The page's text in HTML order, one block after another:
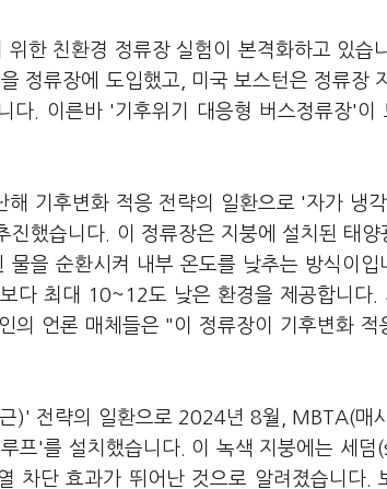
한 친환경 정류장 실험이 본격화하고 있습
정류장에 도입했고, 미국 보스턴은 정류장
다. 이른바 '기후위기 대응형 버스정류장'이
기후변화 적응 전략의 일환으로 '자가 냉
했습니다. 이 정류장은 지붕에 설치된 태양
을 순환시켜 내부 온도를 낮추는 방식이입
다 최대 10~12도 낮은 환경을 제공합니다.
의 언론 매체들은 "이 정류장이 기후변화 적
)' 전략의 일환으로 2024년 8월, MBTA(매
프'를 설치했습니다. 이 녹색 지붕에는 세
차단 효과가 뛰어난 것으로 알려졌습니다.